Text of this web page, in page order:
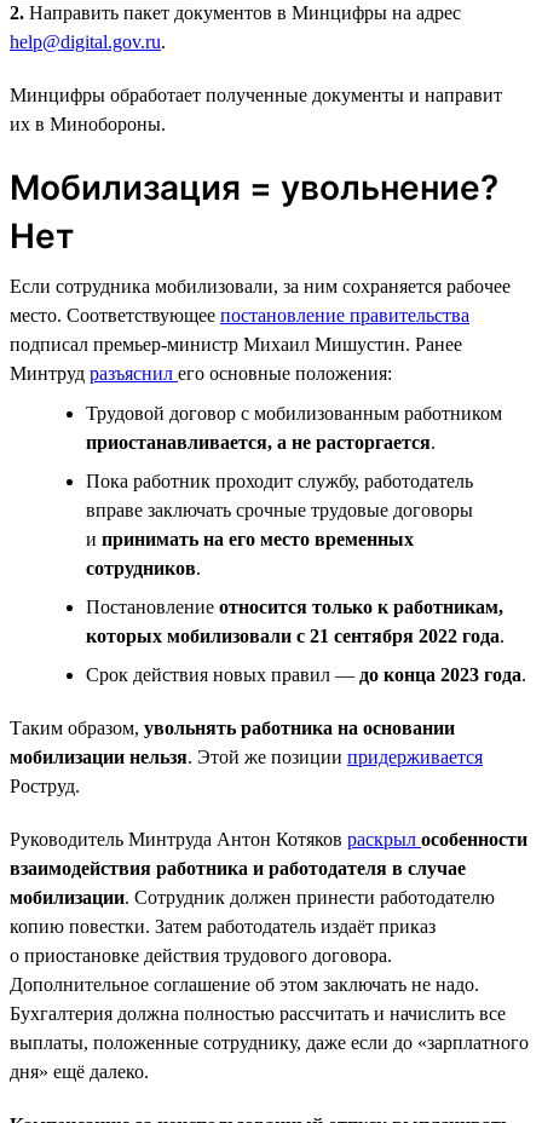
2. Направить пакет документов в Минцифры на адрес
help@digital.gov.ru.
Минцифры обработает полученные документы и направит
их в Минобороны.
Мобилизация = увольнение?
Нет
Если сотрудника мобилизовали, за ним сохраняется рабочее
место. Соответствующее постановление правительства
подписал премьер-министр Михаил Мишустин. Ранее
Минтруд разъяснил его основные положения:
Трудовой договор с мобилизованным работником
приостанавливается, а не расторгается.
Пока работник проходит службу, работодатель
вправе заключать срочные трудовые договоры
и принимать на его место временных
сотрудников.
Постановление относится только к работникам,
которых мобилизовали с 21 сентября 2022 года.
Срок действия новых правил — до конца 2023 года.
Таким образом, увольнять работника на основании
мобилизации нельзя. Этой же позиции придерживается
Роструд.
Руководитель Минтруда Антон Котяков раскрыл особенности
взаимодействия работника и работодателя в случае
мобилизации. Сотрудник должен принести работодателю
копию повестки. Затем работодатель издаёт приказ
о приостановке действия трудового договора.
Дополнительное соглашение об этом заключать не надо.
Бухгалтерия должна полностью рассчитать и начислить все
выплаты, положенные сотруднику, даже если до «зарплатного
дня» ещё далеко.